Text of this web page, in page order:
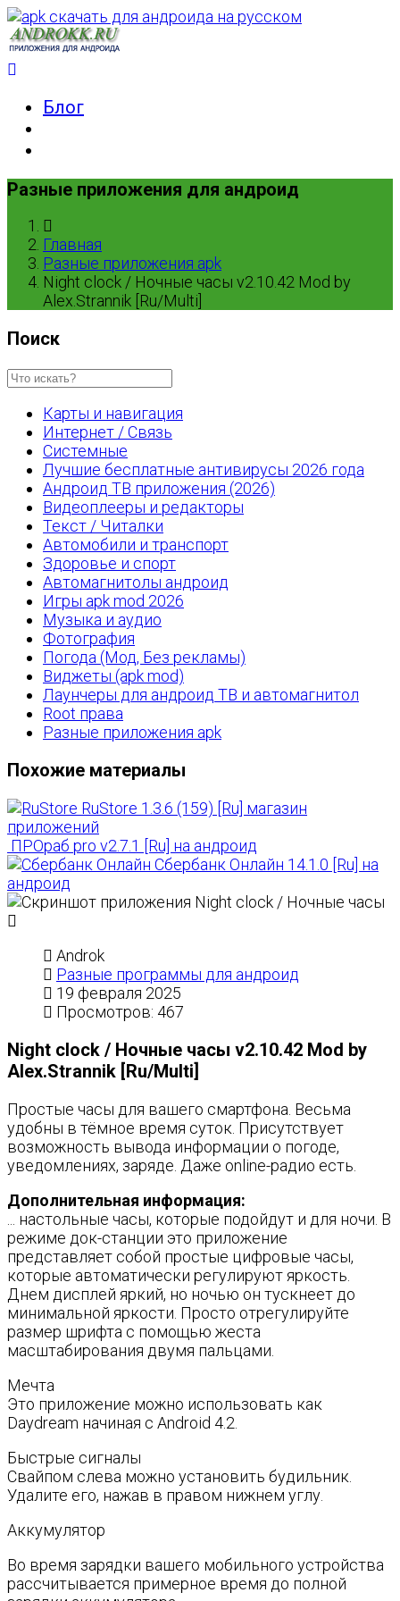
Блог
Разные приложения для андроид
Главная
Разные приложения apk
Night clock / Ночные часы v2.10.42 Mod by
Alex.Strannik [Ru/Multi]
Поиск
Карты и навигация
Интернет / Связь
Системные
Лучшие бесплатные антивирусы 2026 года
Андроид ТВ приложения (2026)
Видеоплееры и редакторы
Текст / Читалки
Автомобили и транспорт
Здоровье и спорт
Автомагнитолы андроид
Игры apk mod 2026
Музыка и аудио
Фотография
Погода (Мод, Без рекламы)
Виджеты (apk mod)
Лаунчеры для андроид ТВ и автомагнитол
Root права
Разные приложения apk
Похожие материалы
RuStore 1.3.6 (159) [Ru] магазин
приложений
ПРОраб pro v2.7.1 [Ru] на андроид
Сбербанк Онлайн 14.1.0 [Ru] на
андроид
Androk
Разные программы для андроид
19 февраля 2025
Просмотров: 467
Night clock / Ночные часы v2.10.42 Mod by
Alex.Strannik [Ru/Multi]
Простые часы для вашего смартфона. Весьма
удобны в тёмное время суток. Присутствует
возможность вывода информации о погоде,
уведомлениях, заряде. Даже online-радио есть.
Дополнительная информация:
... настольные часы, которые подойдут и для ночи. В
режиме док-станции это приложение
представляет собой простые цифровые часы,
которые автоматически регулируют яркость.
Днем дисплей яркий, но ночью он тускнеет до
минимальной яркости. Просто отрегулируйте
размер шрифта с помощью жеста
масштабирования двумя пальцами.
Мечта
Это приложение можно использовать как
Daydream начиная с Android 4.2.
Быстрые сигналы
Свайпом слева можно установить будильник.
Удалите его, нажав в правом нижнем углу.
Аккумулятор
Во время зарядки вашего мобильного устройства
рассчитывается примерное время до полной